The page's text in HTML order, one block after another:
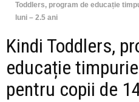
Toddlers, program de educație
luni – 2.5 ani
Kindi Toddlers,
educație
pentru copii de